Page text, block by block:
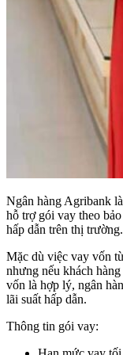
Ngân hàng Agribank
hỗ trợ gói vay theo
hấp dẫn trên thị trường.
Mặc dù việc vay vốn
nhưng nếu khách
vốn là hợp lý, ngân
lãi suất hấp dẫn.
Thông tin gói vay: